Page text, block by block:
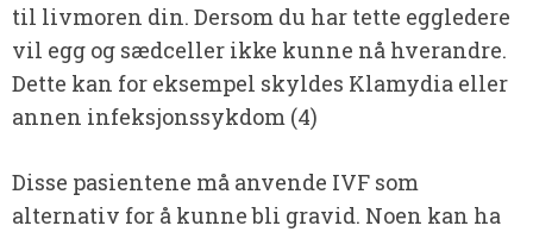
til livmoren din. Dersom du har tette eggledere
vil egg og sædceller ikke kunne nå hverandre.
Dette kan for eksempel skyldes Klamydia eller
annen infeksjonssykdom (4)
Disse pasientene må anvende IVF som
alternativ for å kunne bli gravid. Noen kan ha